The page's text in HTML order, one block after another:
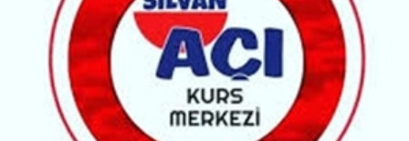
(MH) - MALABADİ HABER | 06.07.2026 - 15:25, Güncelleme: 06.07.2026 - 15:25
61551+ kez okundu.
AK Parti Diyarbakır İl Başkanı Hamit Sümer,
Amedspor atkısıyla verdiği pozla dikkat çekti.